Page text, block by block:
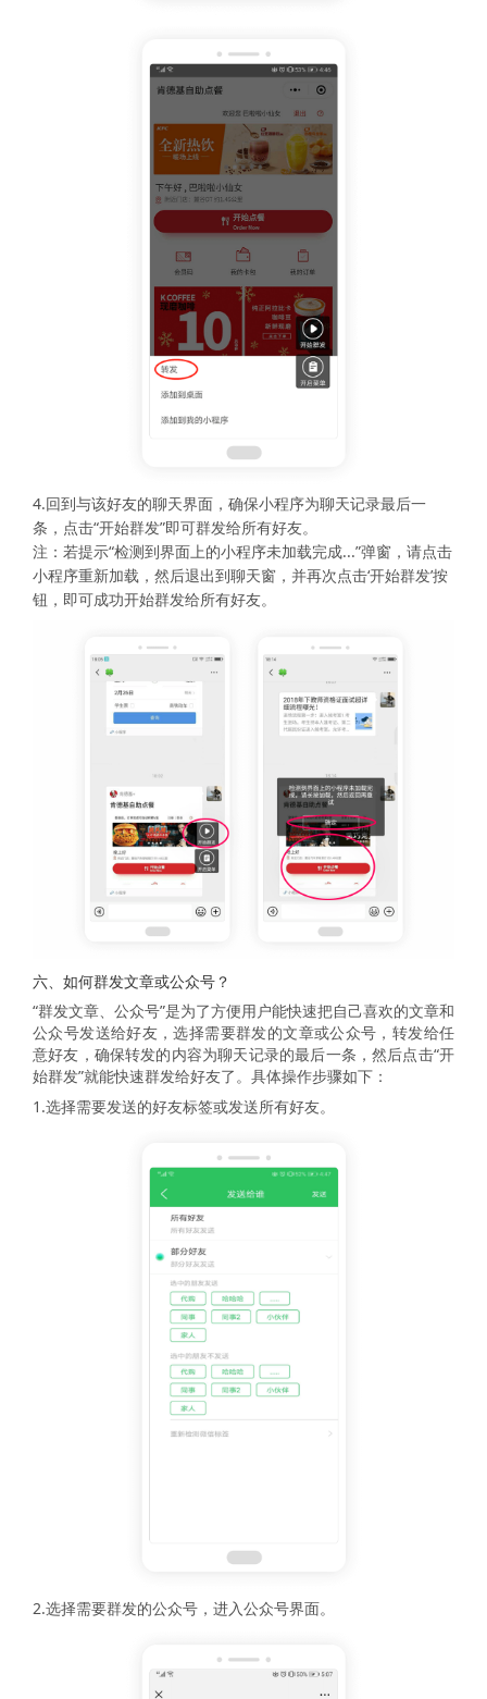
4.回到与该好友的聊天界面，确保小程序为聊天记录最后一
条，点击“开始群发”即可群发给所有好友。
注：若提示“检测到界面上的小程序未加载完成...”弹窗，请点击
小程序重新加载，然后退出到聊天窗，并再次点击‘开始群发’按
钮，即可成功开始群发给所有好友。
六、如何群发文章或公众号？
“群发文章、公众号”是为了方便用户能快速把自己喜欢的文章和
公众号发送给好友，选择需要群发的文章或公众号，转发给任
意好友，确保转发的内容为聊天记录的最后一条，然后点击“开
始群发”就能快速群发给好友了。具体操作步骤如下：
1.选择需要发送的好友标签或发送所有好友。
2.选择需要群发的公众号，进入公众号界面。